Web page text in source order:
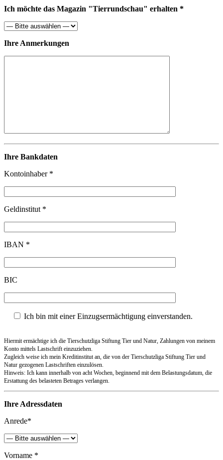
Ich möchte das Magazin "Tierrundschau" erhalten *
Ihre Anmerkungen
Ihre Bankdaten
Kontoinhaber *
Geldinstitut *
IBAN *
BIC
Ich bin mit einer Einzugsermächtigung einverstanden.
Hiermit ermächtige ich die Tierschutzliga Stiftung Tier und Natur, Zahlungen von meinem
Konto mittels Lastschrift einzuziehen.
Zugleich weise ich mein Kreditinstitut an, die von der Tierschutzliga Stiftung Tier und
Natur gezogenen Lastschriften einzulösen.
Hinweis: Ich kann innerhalb von acht Wochen, beginnend mit dem Belastungsdatum, die
Erstattung des belasteten Betrages verlangen.
Ihre Adressdaten
Anrede*
Vorname *